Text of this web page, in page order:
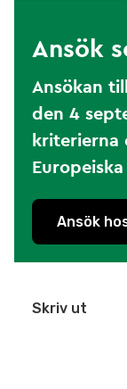
Ansök
Ansökan
den 4
kriterierna
Ansök
Skriv ut